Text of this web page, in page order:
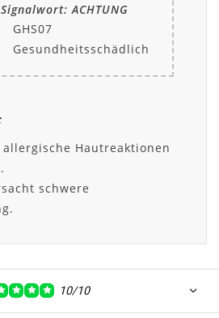
Signalwort: ACHTUNG
GHS07
Gesundheitsschädlich
allergische Hautreaktionen
schwere
10/10